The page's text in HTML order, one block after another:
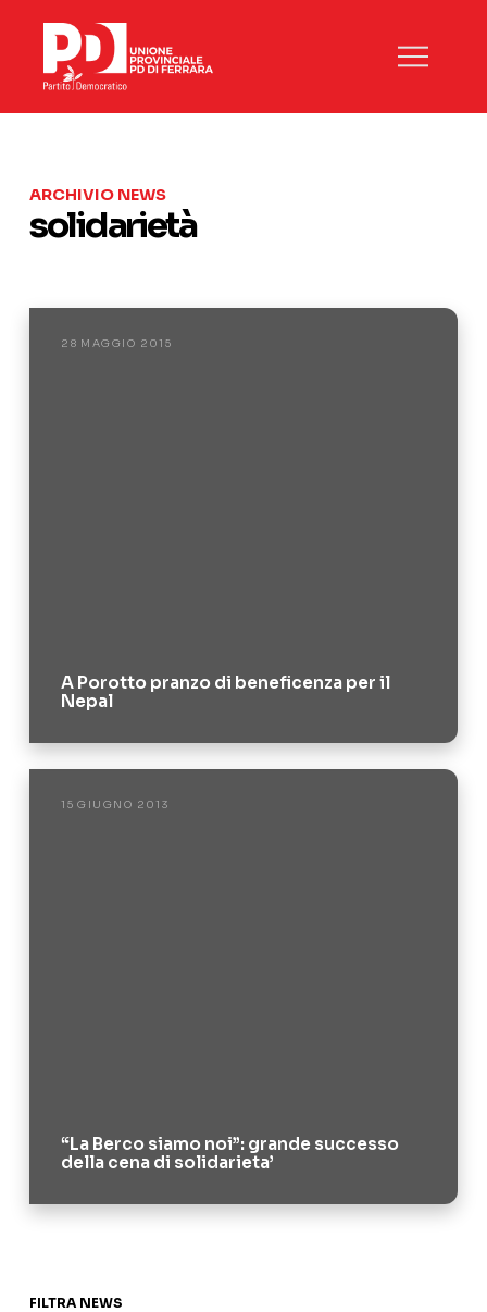
ARCHIVIO NEWS
solidarietà
28 MAGGIO 2015
A Porotto pranzo di beneficenza per il
Nepal
15 GIUGNO 2013
“La Berco siamo noi”: grande successo
della cena di solidarieta’
FILTRA NEWS